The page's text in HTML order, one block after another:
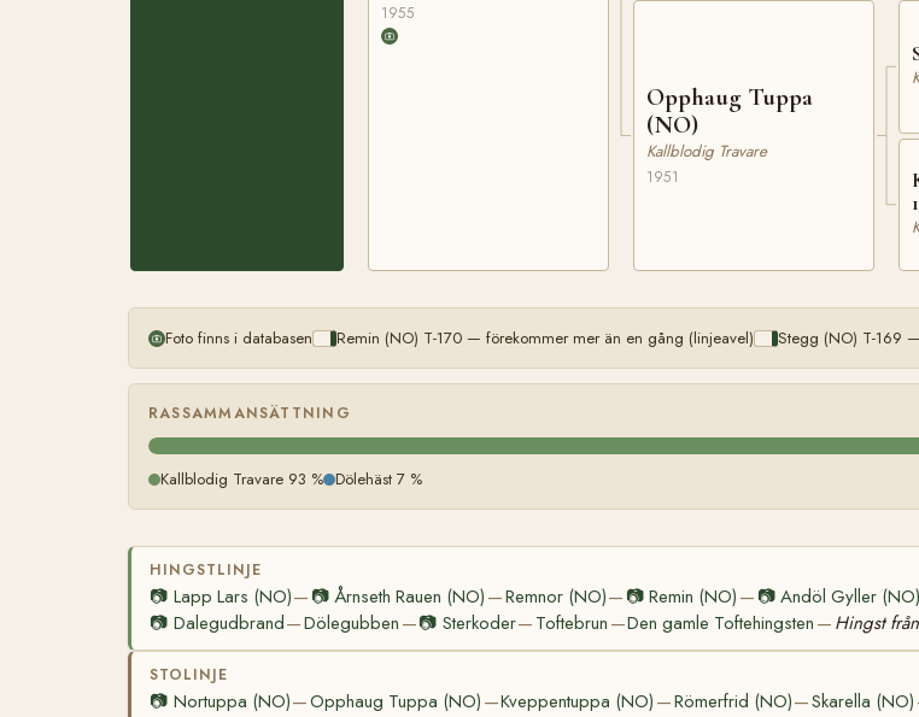
1955
Opphaug Tuppa
(NO)
Kallblodig Travare
1951
Foto finns i databasen Remin (NO) T-170 — förekommer mer än en gång (linjeavel) Stegg (NO) T-169
RASSAMMANSÄTTNING
Kallblodig Travare 93 % Dölehäst 7 %
HINGSTLINJE
📷 Lapp Lars (NO)— 📷Årnseth Rauen (NO) —Remnor (NO)— 📷Remin (NO) — 📷 Andöl Gyller (NO)
📷 Dalegudbrand—Dölegubben —📷 Sterkoder— Toftebrun —Den gamle Toftehingsten — Hingst
STOLINJE
📷 Nortuppa (NO)—Opphaug Tuppa (NO) —Kveppentuppa (NO) —Römerfrid (NO)—Skarella (NO)